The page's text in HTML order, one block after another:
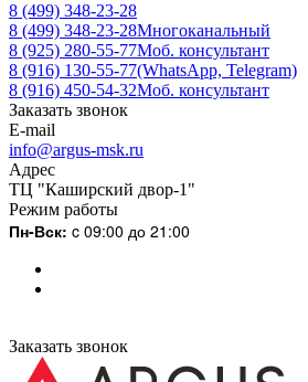
8 (499) 348-23-28
8 (499) 348-23-28Многоканальный
8 (925) 280-55-77Моб. консультант
8 (916) 130-55-77(WhatsApp, Telegram)
8 (916) 450-54-32Моб. консультант
Заказать звонок
E-mail
info@argus-msk.ru
Адрес
ТЦ "Каширский двор-1"
Режим работы
Пн-Вск: c 09:00 до 21:00
Заказать звонок